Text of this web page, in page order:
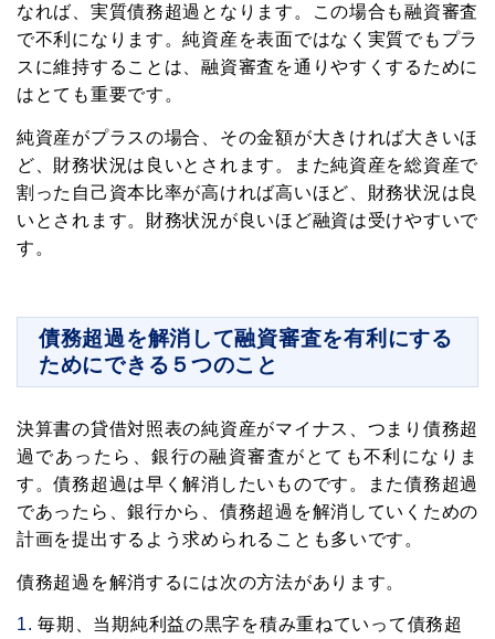
なれば、実質債務超過となります。この場合も融資審査
で不利になります。純資産を表面ではなく実質でもプラ
スに維持することは、融資審査を通りやすくするために
はとても重要です。
純資産がプラスの場合、その金額が大きければ大きいほ
ど、財務状況は良いとされます。また純資産を総資産で
割った自己資本比率が高ければ高いほど、財務状況は良
いとされます。財務状況が良いほど融資は受けやすいで
す。
債務超過を解消して融資審査を有利にする
ためにできる５つのこと
決算書の貸借対照表の純資産がマイナス、つまり債務超
過であったら、銀行の融資審査がとても不利になりま
す。債務超過は早く解消したいものです。また債務超過
であったら、銀行から、債務超過を解消していくための
計画を提出するよう求められることも多いです。
債務超過を解消するには次の方法があります。
毎期、当期純利益の黒字を積み重ねていって債務超